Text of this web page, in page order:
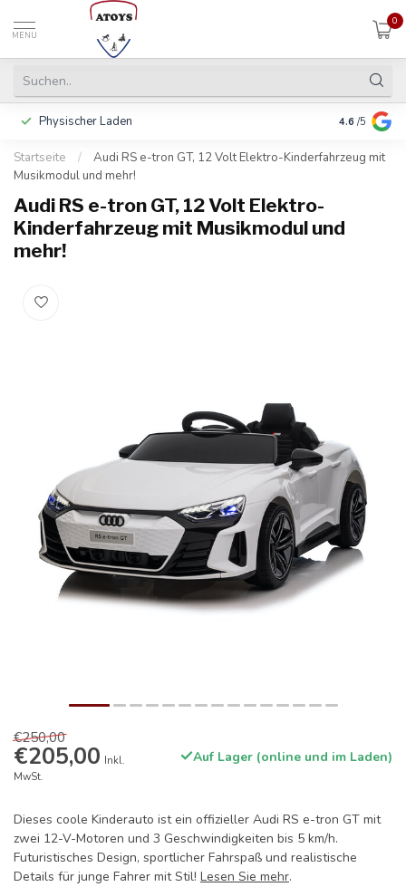
MENU
0
Physischer Laden In 3 Raten
4.6 /5
Startseite /
Audi RS e-tron GT, 12 Volt Elektro-Kinderfahrzeug mit
Musikmodul und mehr!
Audi RS e-tron GT, 12 Volt Elektro-
Kinderfahrzeug mit Musikmodul und
mehr!
€250,00
€205,00 Inkl.
MwSt.
Auf Lager (online und im Laden)
Dieses coole Kinderauto ist ein offizieller Audi RS e-tron GT mit
zwei 12-V-Motoren und 3 Geschwindigkeiten bis 5 km/h.
Futuristisches Design, sportlicher Fahrspaß und realistische
Details für junge Fahrer mit Stil! Lesen Sie mehr.